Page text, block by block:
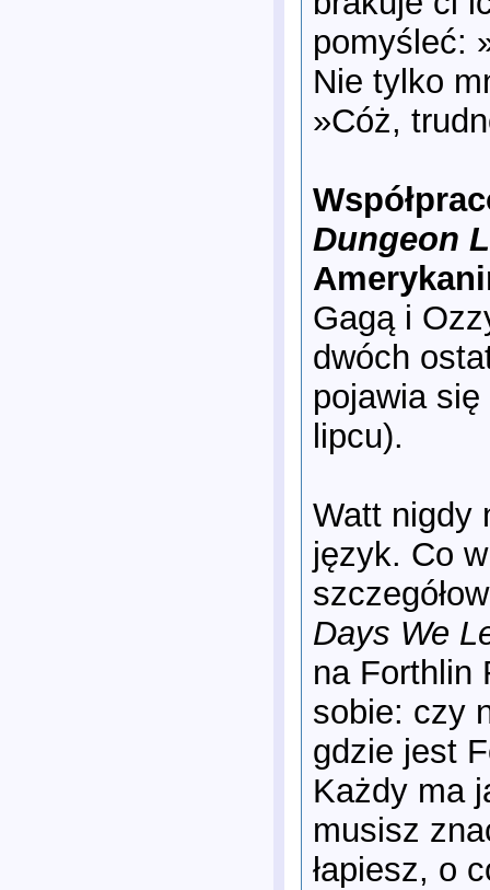
pomyśleć:
Nie tylko
»Cóż,
Dungeon
Gagą i
dwóch
pojawia
lipcu).
Watt nigdy
język. Co
Days We
na Forthlin
sobie: czy
gdzie jest
Każdy ma
musisz
łapiesz, o